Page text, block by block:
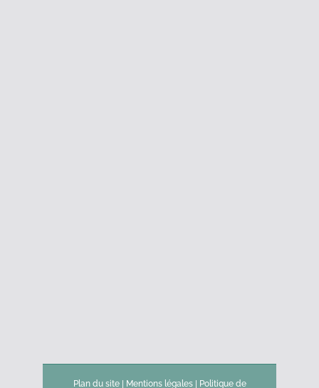
Plan du site| Mentions légales| Politique de